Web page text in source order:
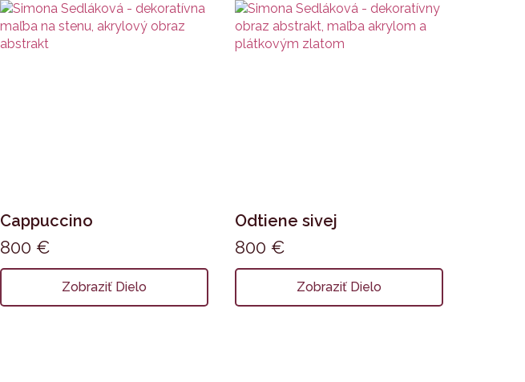
Cappuccino
800 €
Zobraziť Dielo
Odtiene sivej
800 €
Zobraziť Dielo